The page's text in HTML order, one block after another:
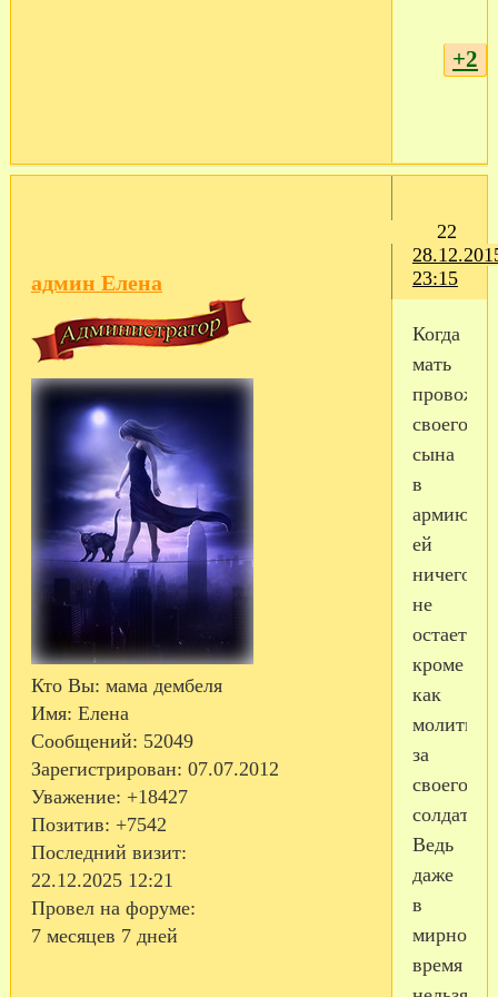
+2
22
23:15
админ Елена
Кто Вы: мама дембеля
Имя: Елена
Сообщений: 52049
Зарегистрирован: 07.07.2012
Уважение: +18427
Позитив: +7542
Последний визит:
22.12.2025 12:21
Провел на форуме:
7 месяцев 7 дней
Когда
мать
своего
сына
в
армию,
ей
ничего
не
остается,
кроме
как
молиться
за
своего
солдата.
Ведь
даже
в
мирное
время